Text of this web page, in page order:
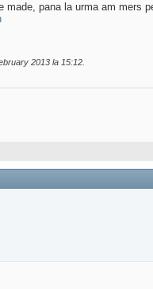
pana la urma am mers
2013 la 15:12